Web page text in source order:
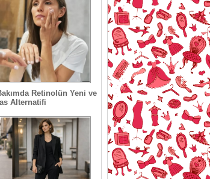
Retinolün Yeni ve
Alternatifi